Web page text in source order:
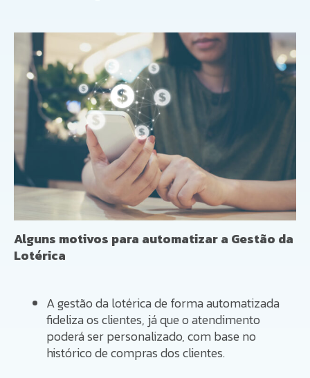
Alguns motivos para automatizar a Gestão da
Lotérica
A gestão da lotérica de forma automatizada
fideliza os clientes, já que o atendimento
poderá ser personalizado, com base no
histórico de compras dos clientes.